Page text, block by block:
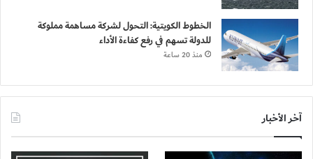
الخطوط الكويتية: التحول لشركة مساهمة مملوكة
للدولة تسهم في رفع كفاءة الأداء
منذ 20 ساعة
آخر الأخبار